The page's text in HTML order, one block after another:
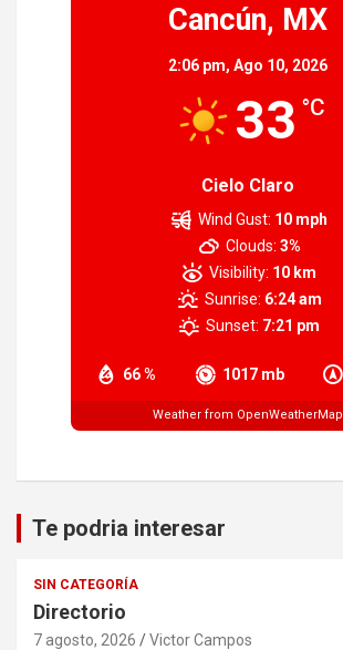
Cancún, MX
2:06 pm, Ago 10, 2026
33 °C
Cielo Claro
66 % 1017 mb
Wind Gust: 10 mph
Clouds: 3%
Visibility: 10 km
Sunrise: 6:24 am
Sunset: 7:21 pm
Weather from OpenWeatherMap
Te podria interesar
SIN CATEGORÍA
Directorio
7 agosto, 2026 Victor Campos